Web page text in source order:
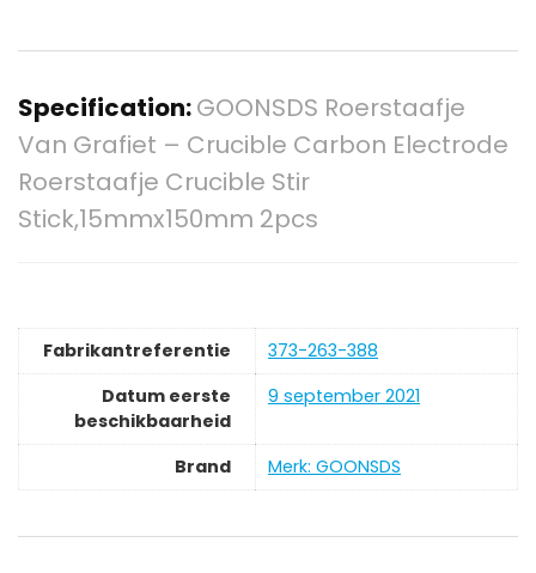
Specification:GOONSDS Roerstaafje
Van Grafiet – Crucible Carbon Electrode
Roerstaafje Crucible Stir
Stick,15mmx150mm 2pcs
Fabrikantreferentie
373-263-388
Datum eerste
beschikbaarheid
9 september 2021
Brand Merk: GOONSDS